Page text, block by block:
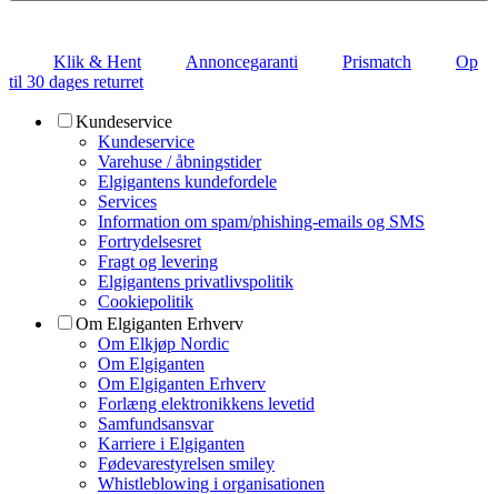
Klik & Hent Annoncegaranti Prismatch
Op
til 30 dages returret
Kundeservice
Kundeservice
Varehuse / åbningstider
Elgigantens kundefordele
Services
Information om spam/phishing-emails og SMS
Fortrydelsesret
Fragt og levering
Elgigantens privatlivspolitik
Cookiepolitik
Om Elgiganten Erhverv
Om Elkjøp Nordic
Om Elgiganten
Om Elgiganten Erhverv
Forlæng elektronikkens levetid
Samfundsansvar
Karriere i Elgiganten
Fødevarestyrelsen smiley
Whistleblowing i organisationen